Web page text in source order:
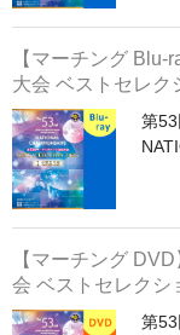
【マーチング
大会 ベストセレク
第
【マーチング
会 ベストセレクシ
第